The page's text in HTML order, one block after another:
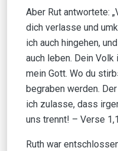
Aber Rut antwortete:
dich verlasse und
ich auch hingehen,
auch leben. Dein
mein Gott. Wo du
begraben werden.
ich zulasse, dass
uns trennt! – Verse
Ruth war